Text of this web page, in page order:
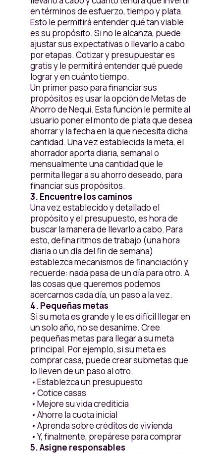
en términos de esfuerzo, tiempo y plata.
Esto le permitirá entender qué tan viable
es su propósito. Si no le alcanza, puede
ajustar sus expectativas o llevarlo a cabo
por etapas. Cotizar y presupuestar es
gratis y le permitirá entender qué puede
lograr y en cuánto tiempo.
Un primer paso para financiar sus
propósitos es usar la opción de Metas de
Ahorro de Nequi. Esta función le permite al
usuario poner el monto de plata que desea
ahorrar y la fecha en la que necesita dicha
cantidad. Una vez establecida la meta, el
ahorrador aporta diaria, semanal o
mensualmente una cantidad que le
permita llegar a su ahorro deseado, para
financiar sus propósitos.
3. Encuentre los caminos
Una vez establecido y detallado el
propósito y el presupuesto, es hora de
buscar la manera de llevarlo a cabo. Para
esto, defina ritmos de trabajo (una hora
diaria o un día del fin de semana)
establezca mecanismos de financiación y
recuerde: nada pasa de un día para otro. A
las cosas que queremos podemos
acercarnos cada día, un paso a la vez.
4. Pequeñas metas
Si su meta es grande y le es difícil llegar en
un solo año, no se desanime. Cree
pequeñas metas para llegar a su meta
principal. Por ejemplo, si su meta es
comprar casa, puede crear submetas que
lo lleven de un paso al otro.
• Establezca un presupuesto
• Cotice casas
• Mejore su vida crediticia
• Ahorre la cuota inicial
• Aprenda sobre créditos de vivienda
•Y, finalmente, prepárese para comprar
5. Asigne responsables